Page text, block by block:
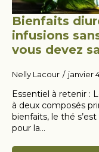
Bienfaits
infusions
vous devez
Nelly Lacour janvier
Essentiel à retenir :
à deux composés
bienfaits, le thé
pour la…